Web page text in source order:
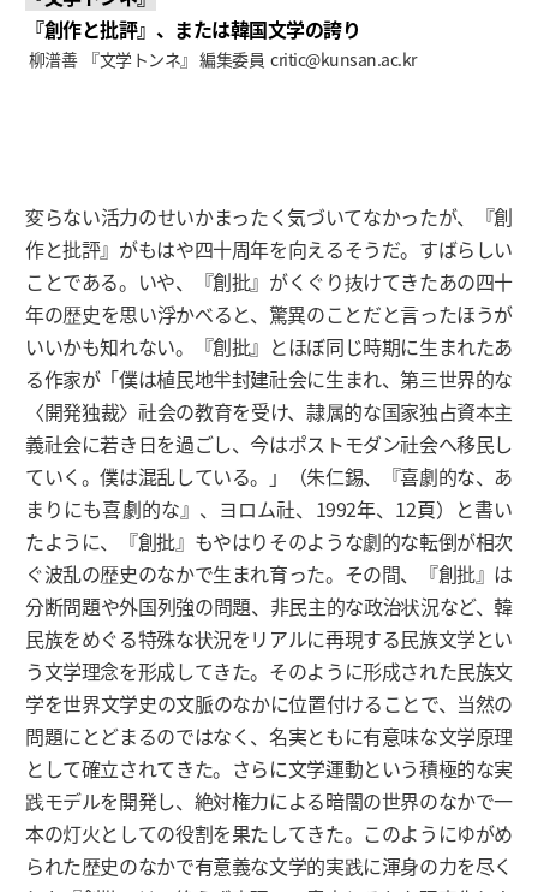
『創作と批評』、または韓国文学の誇り
柳潽善 『文学トンネ』 編集委員critic@kunsan.ac.kr
変らない活力のせいかまったく気づいてなかったが、『創
作と批評』がもはや四十周年を向えるそうだ。すばらしい
ことである。いや、『創批』がくぐり抜けてきたあの四十
年の歴史を思い浮かべると、驚異のことだと言ったほうが
いいかも知れない。『創批』とほぼ同じ時期に生まれたあ
る作家が「僕は植民地半封建社会に生まれ、第三世界的な
〈開発独裁〉社会の教育を受け、隷属的な国家独占資本主
義社会に若き日を過ごし、今はポストモダン社会へ移民し
ていく。僕は混乱している。」（朱仁錫、『喜劇的な、あ
まりにも喜劇的な』、ヨロム社、1992年、12頁）と書い
たように、『創批』もやはりそのような劇的な転倒が相次
ぐ波乱の歴史のなかで生まれ育った。その間、『創批』は
分断問題や外国列強の問題、非民主的な政治状況など、韓
民族をめぐる特殊な状況をリアルに再現する民族文学とい
う文学理念を形成してきた。そのように形成された民族文
学を世界文学史の文脈のなかに位置付けることで、当然の
問題にとどまるのではなく、名実ともに有意味な文学原理
として確立されてきた。さらに文学運動という積極的な実
践モデルを開発し、絶対権力による暗闇の世界のなかで一
本の灯火としての役割を果たしてきた。このようにゆがめ
られた歴史のなかで有意義な文学的実践に渾身の力を尽く